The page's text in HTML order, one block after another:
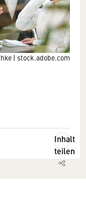
| stock.adobe.com
Inhalt
teilen